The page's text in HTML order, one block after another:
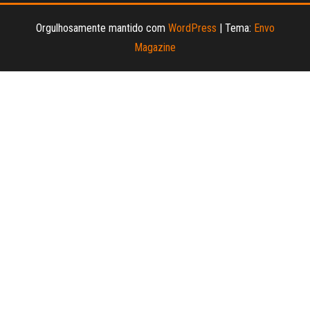
Orgulhosamente mantido com WordPress Tema: Envo
Magazine